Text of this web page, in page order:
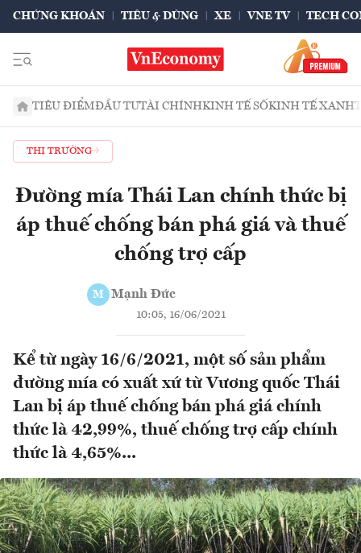
CHỨNG KHOÁN TIÊU & DÙNG XE VNE TV TECH
TIÊU ĐIỂMĐẦU TƯTÀI CHÍNHKINH TẾ SỐKINH TẾ XANH
THỊ TRƯỜNG
Đường mía Thái Lan chính thức bị
áp thuế chống bán phá giá và thuế
chống trợ cấp
M Mạnh Đức
10:05, 16/06/2021
Kể từ ngày 16/6/2021, một số sản phẩm
đường mía có xuất xứ từ Vương quốc Thái
Lan bị áp thuế chống bán phá giá chính
thức là 42,99%, thuế chống trợ cấp chính
thức là 4,65%...